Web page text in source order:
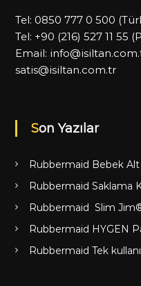
Tel: 0850 777 0 500
Tel: +90 (216) 527 11 55
Email:
satis@isiltan.com.tr
Son Yazılar
Rubbermaid Bebek
Rubbermaid Saklama
Rubbermaid Slim
Rubbermaid HYGEN
Rubbermaid Tek